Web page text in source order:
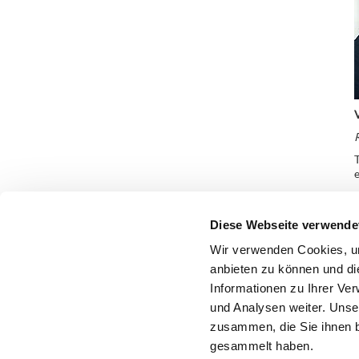
Diese Webseite
Wir verwenden Cookies,
anbieten zu können und
Informationen zu Ihrer
und Analysen weiter.
zusammen, die Sie ihnen
gesammelt haben.